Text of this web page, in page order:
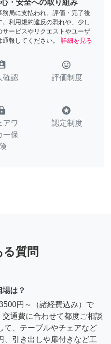
・安全への取り組み
務局に支払われ、評価・完了後
。利用規約違反の恐れや、少し
サービスやリクエストやユーザ
報してください。
詳細を見る
確認
tag_faces
評価制度
アワ
ー保
険
stars
認定制度
質問
は？
円～（諸経費込み）で
通費に合わせて都度ご相談
て、テーブルやチェアなど
、引き出しや扉付きなど工